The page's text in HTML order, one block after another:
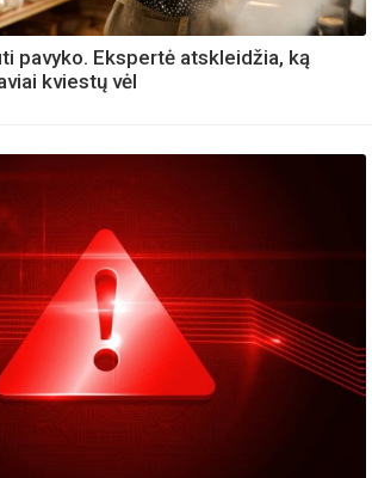
pavyko. Ekspertė atskleidžia, ką
kviestų vėl